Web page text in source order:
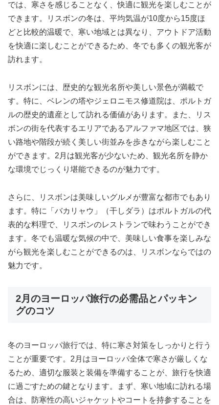
では、寒さを感じることなく、快適に観光を楽しむことが
できます。リスボンの冬は、平均気温が10度から15度ほ
どと比較的温暖で、寒い地域とは異なり、アウトドア活動
を快適に楽しむことができるため、冬でも多くの観光客が
訪れます。
リスボンには、歴史的な観光名所や美しい景色が満載で
す。特に、ベレンの塔やジェロニモス修道院は、ポルトガ
ルの歴史的遺産として訪れる価値があります。また、リス
ボンの街を代表するエリアであるアルファマ地区では、狭
い路地や階段が続く美しい街並みを歩きながら楽しむこと
ができます。2月は観光客が少ないため、観光名所を静か
な環境でじっくり堪能できるのが魅力です。
さらに、リスボンは美味しいグルメが豊富な都市でもあり
ます。特に「バカリャウ」（干しダラ）はポルトガルの代
表的な料理で、リスボンのレストランで味わうことができ
ます。冬でも温暖な気候の中で、美味しい食事を楽しみな
がら観光を楽しむことができるのは、リスボンならではの
魅力です。
2月のヨーロッパ旅行の必需品とパッキン
グのコツ
冬のヨーロッパ旅行では、特に寒さ対策をしっかりと行う
ことが重要です。2月はヨーロッパ全体で寒さが厳しくな
るため、適切な服装と装備を準備することが、旅行を快適
に過ごすための鍵となります。まず、寒い地域に訪れる場
合は、防寒性の高いジャケットやコートを持参することを